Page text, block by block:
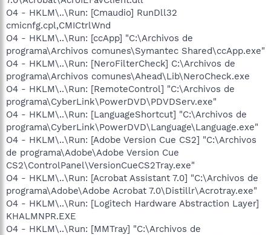
O4 - HKLM\..\Run: [Cmaudio] RunDll32
cmicnfg.cpl,CMICtrlWnd
O4 - HKLM\..\Run: [ccApp] "C:\Archivos de
programa\Archivos comunes\Symantec Shared\ccApp.exe"
O4 - HKLM\..\Run: [NeroFilterCheck] C:\Archivos de
programa\Archivos comunes\Ahead\Lib\NeroCheck.exe
O4 - HKLM\..\Run: [RemoteControl] "C:\Archivos de
programa\CyberLink\PowerDVD\PDVDServ.exe"
O4 - HKLM\..\Run: [LanguageShortcut] "C:\Archivos de
programa\CyberLink\PowerDVD\Language\Language.exe"
O4 - HKLM\..\Run: [Adobe Version Cue CS2] "C:\Archivos
de programa\Adobe\Adobe Version Cue
CS2\ControlPanel\VersionCueCS2Tray.exe"
O4 - HKLM\..\Run: [Acrobat Assistant 7.0] "C:\Archivos de
programa\Adobe\Adobe Acrobat 7.0\Distillr\Acrotray.exe"
O4 - HKLM\..\Run: [Logitech Hardware Abstraction Layer]
KHALMNPR.EXE
O4 - HKLM\..\Run: [MMTray] "C:\Archivos de